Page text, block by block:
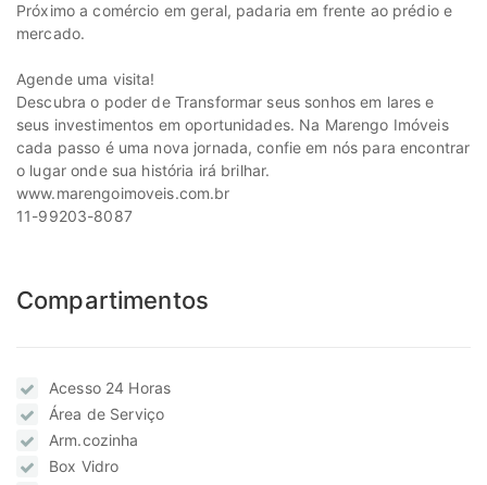
Próximo a comércio em geral, padaria em frente ao prédio e
mercado.
Agende uma visita!
Descubra o poder de Transformar seus sonhos em lares e
seus investimentos em oportunidades. Na Marengo Imóveis
cada passo é uma nova jornada, confie em nós para encontrar
o lugar onde sua história irá brilhar.
www.marengoimoveis.com.br
11-99203-8087
Compartimentos
Acesso 24 Horas
Área de Serviço
Arm.cozinha
Box Vidro